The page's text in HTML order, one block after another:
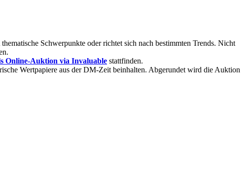
Schwerpunkte oder richtet sich nach bestimmten Trends. Nicht
Online-Auktion via Invaluable stattfinden.
Wertpapiere aus der DM-Zeit beinhalten. Abgerundet wird die Auktion